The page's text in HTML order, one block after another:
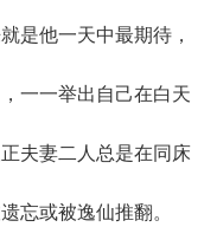
是他一天中最期待，
一一举出自己在白天
夫妻二人总是在同床
忘或被逸仙推翻。